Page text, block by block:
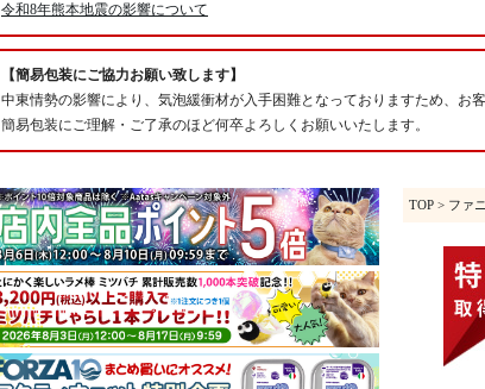
令和8年熊本地震の影響について
【簡易包装にご協力お願い致します】
中東情勢の影響により、気泡緩衝材が入手困難となっておりますため、お
簡易包装にご理解・ご了承のほど何卒よろしくお願いいたします。
TOP > ファ